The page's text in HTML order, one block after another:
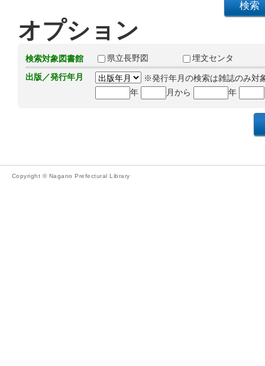
オプション
検索対象図書館 県立長野図
埋文センタ
出版／発行年月
※発行年月の検索は雑誌のみ対
年
月から 年
Copyright © Nagano Prefectural Library